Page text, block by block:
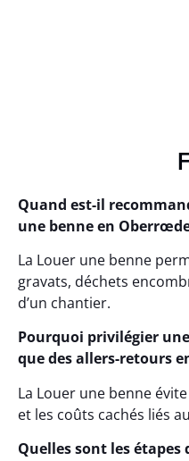
Quand est-il
une benne en
La Louer une benne
gravats, déchets
d’un chantier.
Pourquoi privilégier
que des allers-retours
La Louer une benne
et les coûts cachés liés
Quelles sont les étapes